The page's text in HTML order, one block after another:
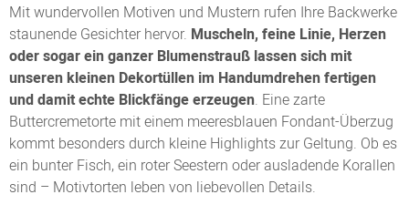
Mit wundervollen Motiven und Mustern rufen Ihre Backwerke
staunende Gesichter hervor. Muscheln, feine Linie, Herzen
oder sogar ein ganzer Blumenstrauß lassen sich mit
unseren kleinen Dekortüllen im Handumdrehen fertigen
und damit echte Blickfänge erzeugen. Eine zarte
Buttercremetorte mit einem meeresblauen Fondant-Überzug
kommt besonders durch kleine Highlights zur Geltung. Ob es
ein bunter Fisch, ein roter Seestern oder ausladende Korallen
sind – Motivtorten leben von liebevollen Details.